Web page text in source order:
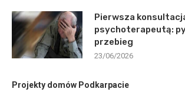
Pierwsza
psychoterapeutą:
przebieg
23/06/2026
Projekty domów Podkarpacie